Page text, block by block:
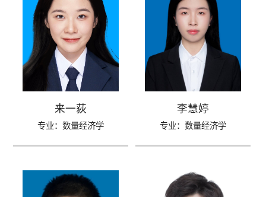
来一荻
专业：数量经济学
李慧婷
专业：数量经济学